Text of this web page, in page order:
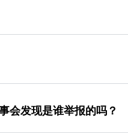
会发现是谁举报的吗？